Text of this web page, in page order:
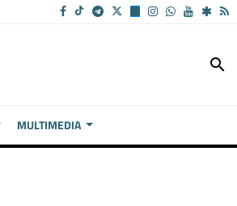
search
MULTIMEDIA